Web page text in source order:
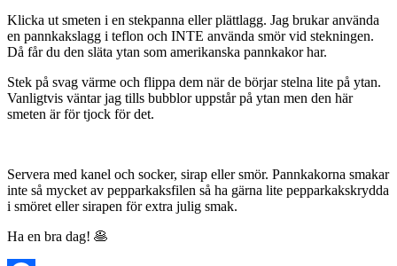
Klicka ut smeten i en stekpanna eller plättlagg. Jag brukar använda
en pannkakslagg i teflon och INTE använda smör vid stekningen.
Då får du den släta ytan som amerikanska pannkakor har.
Stek på svag värme och flippa dem när de börjar stelna lite på ytan.
Vanligtvis väntar jag tills bubblor uppstår på ytan men den här
smeten är för tjock för det.
Servera med kanel och socker, sirap eller smör. Pannkakorna smakar
inte så mycket av pepparkaksfilen så ha gärna lite pepparkakskrydda
i smöret eller sirapen för extra julig smak.
Ha en bra dag! 🥞